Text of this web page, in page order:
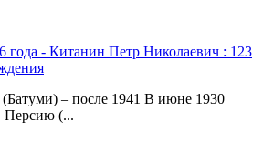
года - Китанин Петр Николаевич : 123
(Батуми) – после 1941 В июне 1930
Персию (...